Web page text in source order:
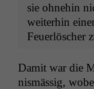
sie ohne­hin
weit­er­hin
Feuer­lösch­er
Damit war die
nis­mäs­sig,